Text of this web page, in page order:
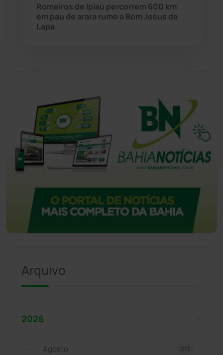
Tecnologia
Romeiros de Ipiaú percorrem 600 km
em pau de arara rumo a Bom Jesus da
Lapa
Arquivo
2026
Agosto 213